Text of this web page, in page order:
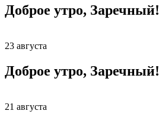
Доброе утро, Заречный!
23 августа
Доброе утро, Заречный!
21 августа